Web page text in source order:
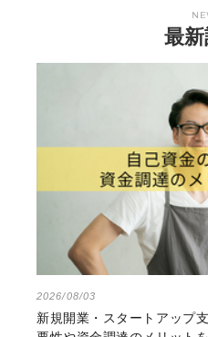
最
2026/08/03
新規開業・スタートアップ